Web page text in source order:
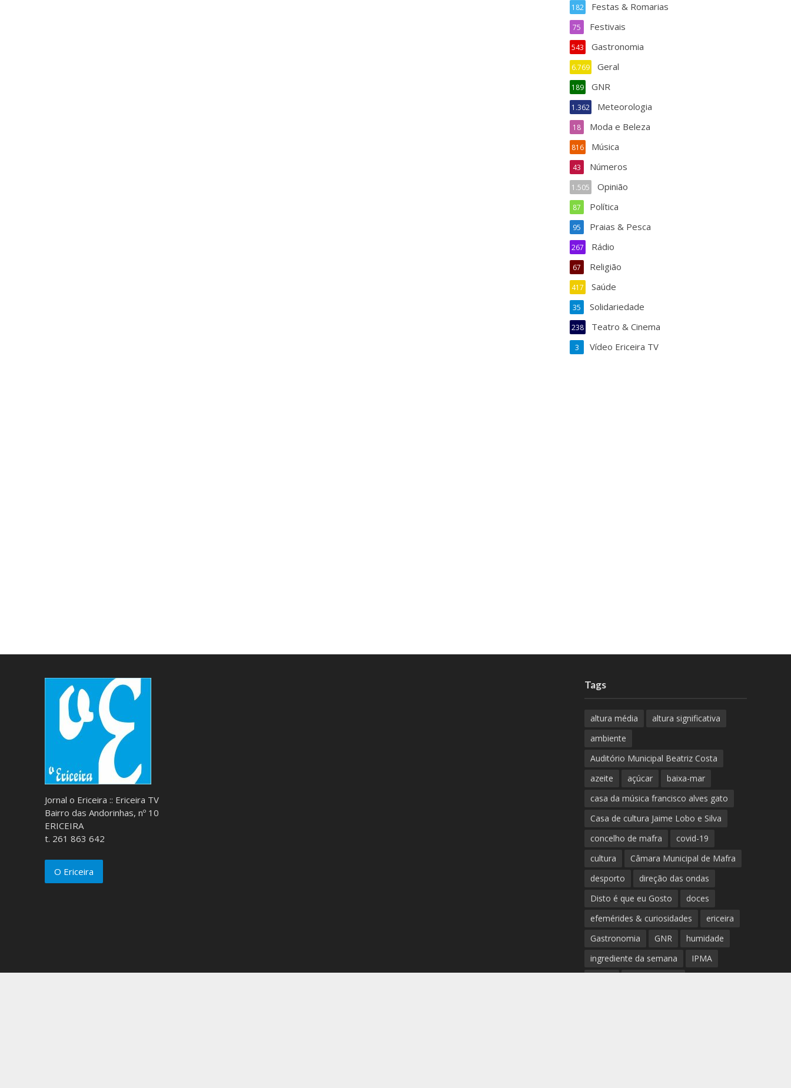
Festas & Romarias
182
Festivais
75
Gastronomia
543
Geral
6.769
GNR
189
Meteorologia
1.362
Moda e Beleza
18
Música
816
Números
43
Opinião
1.505
Política
87
Praias & Pesca
95
Rádio
267
Religião
67
Saúde
417
Solidariedade
35
Teatro & Cinema
238
Vídeo Ericeira TV
3
Jornal o Ericeira :: Ericeira TV
Bairro das Andorinhas, nº 10
ERICEIRA
t. 261 863 642
O Ericeira
Tags
altura média
altura significativa
ambiente
Auditório Municipal Beatriz Costa
azeite
açúcar
baixa-mar
casa da música francisco alves gato
Casa de cultura Jaime Lobo e Silva
concelho de mafra
covid-19
cultura
Câmara Municipal de Mafra
desporto
direção das ondas
Disto é que eu Gosto
doces
efemérides & curiosidades
ericeira
Gastronomia
GNR
humidade
ingrediente da semana
IPMA